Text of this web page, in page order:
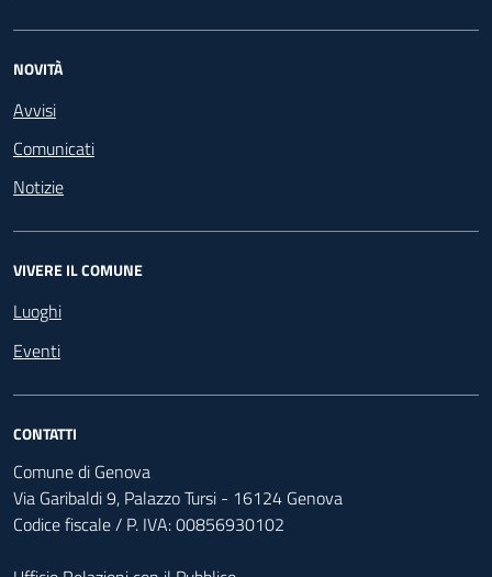
NOVITÀ
Avvisi
Comunicati
Notizie
VIVERE IL COMUNE
Luoghi
Eventi
CONTATTI
Comune di Genova
Via Garibaldi 9, Palazzo Tursi - 16124 Genova
Codice fiscale / P. IVA: 00856930102